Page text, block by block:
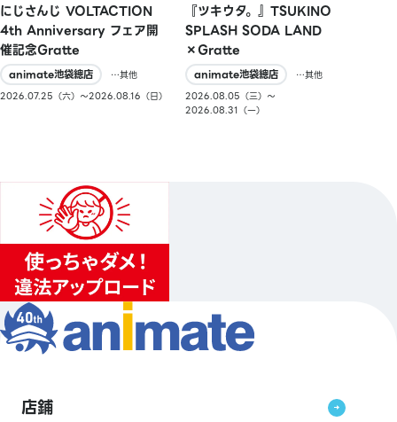
にじさんじ VOLTACTION
4th Anniversary フェア開
催記念Gratte
animate池袋總店
…其他
2026.07.25（六）〜2026.08.16（日）
『ツキウタ。』TSUKINO
SPLASH SODA LAND
×Gratte
animate池袋總店
…其他
2026.08.05（三）〜
2026.08.31（一）
店鋪